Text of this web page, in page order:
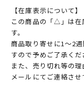
【在庫表示について】
この商品の「△」は在
す。
商品取り寄せに1～2
すので予めご了承くだ
また、売り切れ等の
メールにてご連絡させ